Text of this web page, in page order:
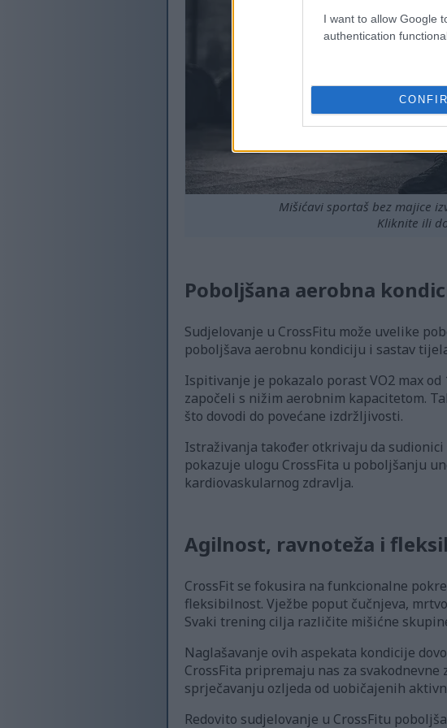
I want to allow Google
authentication
Mišićavi sportaš bez majice
Kliknite ili
Poboljšana aerobna
Sudjelovanje u CrossFitu može uvelike
poboljšava aerobnu kondiciju i sastav
Ispitivanje je pokazalo porast VO2 max
započeli s nižim aerobnim kapacitetom.
što dovodi do povećane izdržljivosti.
Istraživanja također otkrivaju da
pokazuje ulogu CrossFita u poboljšanju
kardiovaskularnog zdravlja.
Agilnost, ravnoteža i
CrossFit se fokusira na funkcionalne
fleksibilnost. Vježbe poput čučnjeva,
Svaki trening cilja različite mišićne
Naglašavanje ovih aspekata kondicije
CrossFita pripremaju nas za
sprječavanju ozljeda od uobičajenih
Redovito sudjelovanje u CrossFitu